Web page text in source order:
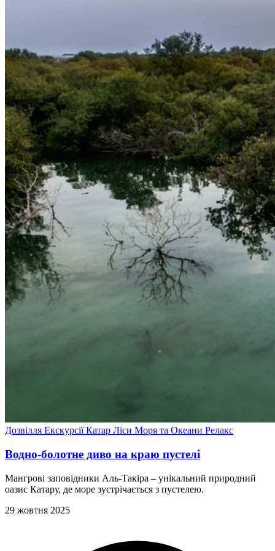
Дозвілля ЕкскурсіїКатар Ліси Моря та Океани Релакс
Водно-болотне диво на краю пустелі
Мангрові заповідники Аль-Такіра – унікальний природний
оазис Катару, де море зустрічається з пустелею.
29 жовтня 2025